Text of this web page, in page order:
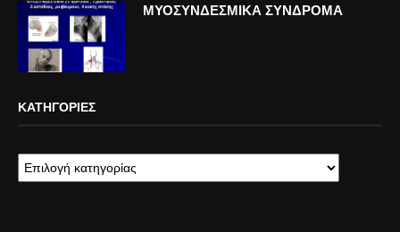
ΜΥΟΣΥΝΔΕΣΜΙΚΑ ΣΥΝΔΡΟΜΑ
ΚΑΤΗΓΟΡΊΕΣ